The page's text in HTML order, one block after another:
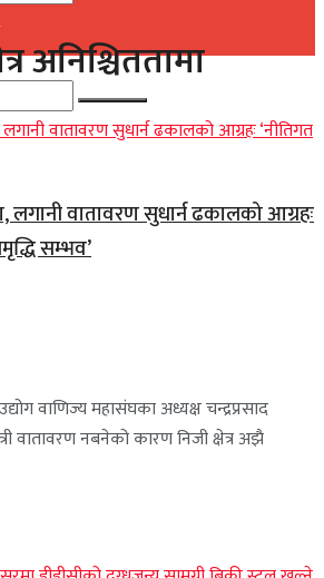
अनिश्चिततामा
लगानी वातावरण सुधार्न ढकालको आग्रहः
सम्भव’
वाणिज्य महासंघका अध्यक्ष चन्द्रप्रसाद
वातावरण नबनेको कारण निजी क्षेत्र अझै